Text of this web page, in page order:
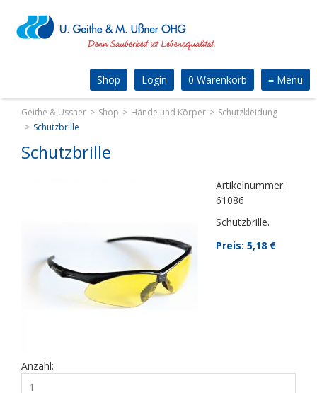
≡ Menü
0 Warenkorb
Login
Shop
Geithe & Ussner Shop Hände und Körper
Schutzkleidung
Schutzbrille
Schutzbrille
Artikelnummer:
61086
Schutzbrille.
Preis: 5,18 €
Anzahl: